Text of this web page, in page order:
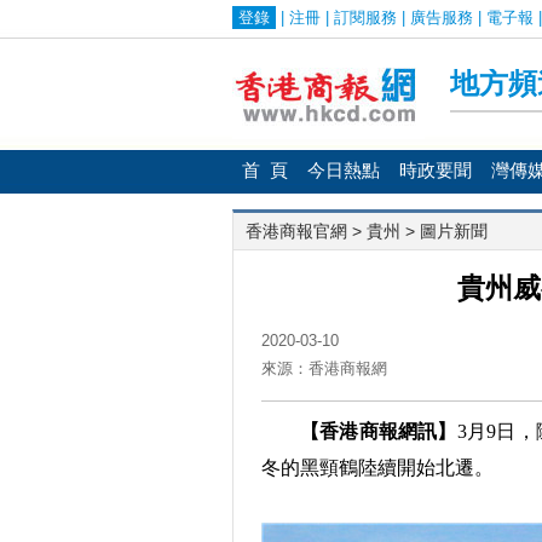
首 頁 今日熱點 時政要聞 灣傳
香港商報官網 > 貴州 > 圖片新聞
貴州
2020-03-10
來源：香港商報網
【香港商報網訊】 3月9日
冬的黑頸鶴陸續開始北遷。